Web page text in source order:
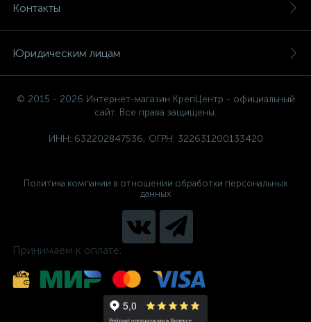
Контакты
Юридическим лицам
© 2015 - 2026 Интернет-магазин КрепЦентр - официальный
сайт. Все права защищены.
ИНН: 632202847536, ОГРН: 322631200133420
Политика компании в отношении обработки персональных
данных
Принимаем к оплате: